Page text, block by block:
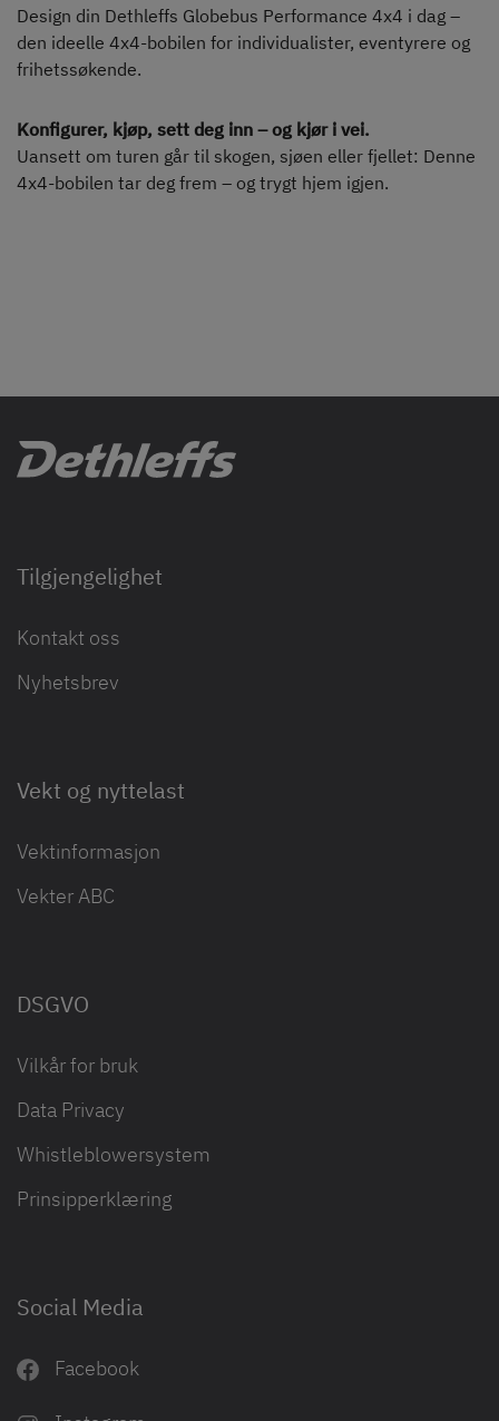
Design din Dethleffs Globebus Performance 4x4 i dag –
den ideelle 4x4-bobilen for individualister, eventyrere og
frihetssøkende.
Konfigurer, kjøp, sett deg inn – og kjør i vei.
Uansett om turen går til skogen, sjøen eller fjellet: Denne
4x4-bobilen tar deg frem – og trygt hjem igjen.
Tilgjengelighet
Kontakt oss
Nyhetsbrev
Vekt og nyttelast
Vektinformasjon
Vekter ABC
DSGVO
Vilkår for bruk
Data Privacy
Whistleblowersystem
Prinsipperklæring
Social Media
Facebook